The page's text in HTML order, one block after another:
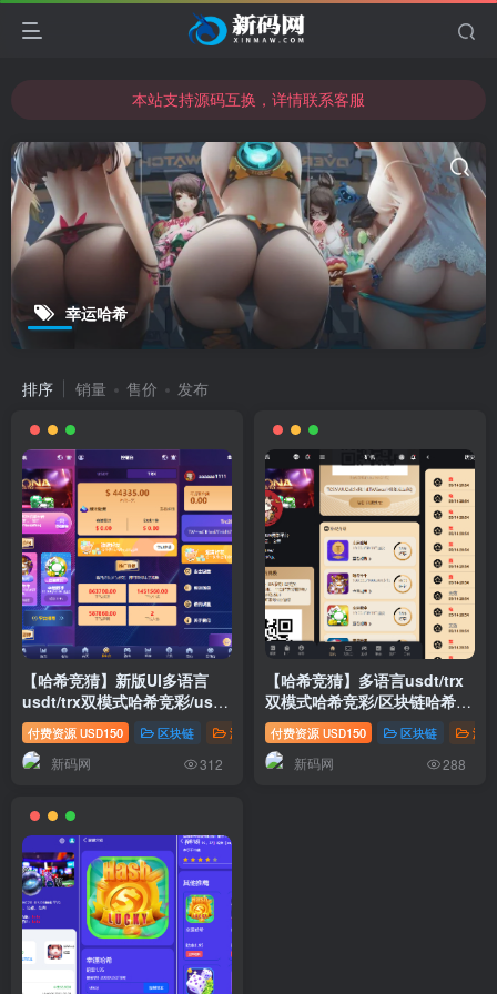
本站支持源码互换，详情联系客服
本站支持源码互换，详情联系客服
幸运哈希
排序 销量 售价 发布
【哈希竞猜】新版UI多语言
usdt/trx双模式哈希竞彩/usdt
兑换/区块链哈希值游戏/前端
html版
付费资源 USD150 区块链 游戏源码
新码网 312
【哈希竞猜】多语言usdt/trx
双模式哈希竞彩/区块链哈希值
游戏/前端html版
付费资源 USD150 区块链 游
新码网 288